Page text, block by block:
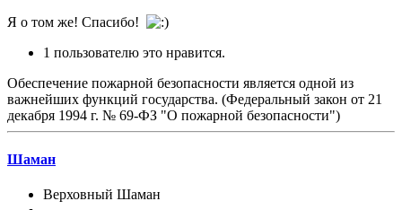
Я о том же! Спасибо!
1 пользователю это нравится.
Обеспечение пожарной безопасности является одной из
важнейших функций государства. (Федеральный закон от 21
декабря 1994 г. № 69-ФЗ "О пожарной безопасности")
Шаман
Верховный Шаман